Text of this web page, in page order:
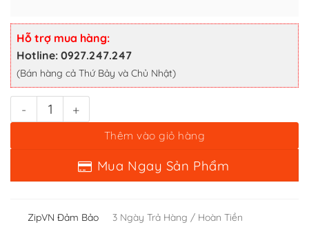
Hỗ trợ mua hàng:
Hotline: 0927.247.247
(Bán hàng cả Thứ Bảy và Chủ Nhật)
Mua Ngay Sản Phẩm
ZipVN Đảm Bảo 3 Ngày Trả Hàng / Hoàn Tiền